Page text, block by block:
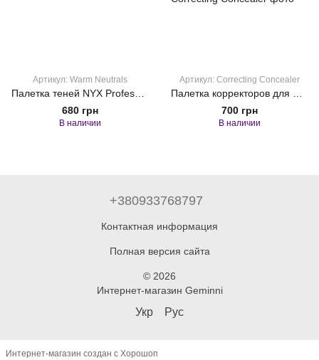
Артикул: Warm Neutrals
680 грн
В наличии
Артикул: Correcting Concealer
700 грн
В наличии
+380933768797
Контактная информация
Полная версия сайта
© 2026
Интернет-магазин Geminni
Укр Рус
Интернет-магазин создан с Хорошоп